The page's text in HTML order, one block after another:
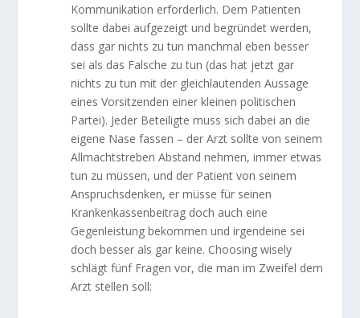
Kommunikation erforderlich. Dem Patienten
sollte dabei aufgezeigt und begründet werden,
dass gar nichts zu tun manchmal eben besser
sei als das Falsche zu tun (das hat jetzt gar
nichts zu tun mit der gleichlautenden Aussage
eines Vorsitzenden einer kleinen politischen
Partei). Jeder Beteiligte muss sich dabei an die
eigene Nase fassen – der Arzt sollte von seinem
Allmachtstreben Abstand nehmen, immer etwas
tun zu müssen, und der Patient von seinem
Anspruchsdenken, er müsse für seinen
Krankenkassenbeitrag doch auch eine
Gegenleistung bekommen und irgendeine sei
doch besser als gar keine. Choosing wisely
schlägt fünf Fragen vor, die man im Zweifel dem
Arzt stellen soll: